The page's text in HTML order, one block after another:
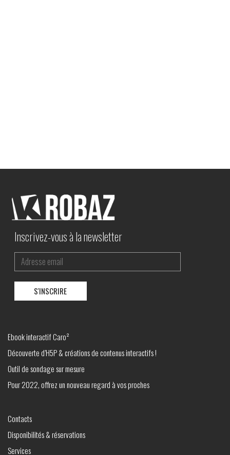
Inscrivez-vous à la newsletter
Ebook interactif Caro²
Découverte d’H5P & créations de contenus interactifs !
Outil de sondage sur mesure
Pour 2022, offrez un nouveau regard à vos proches
Contacts
Disponibilités & réservations
Services